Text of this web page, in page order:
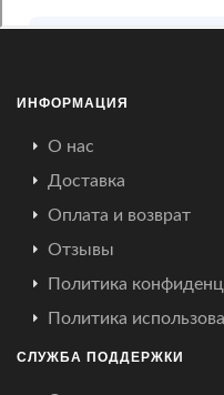
ИНФОРМАЦИЯ
О нас
Доставка
Оплата и возврат
Отзывы
Политика
Политика
СЛУЖБА ПОДДЕРЖКИ